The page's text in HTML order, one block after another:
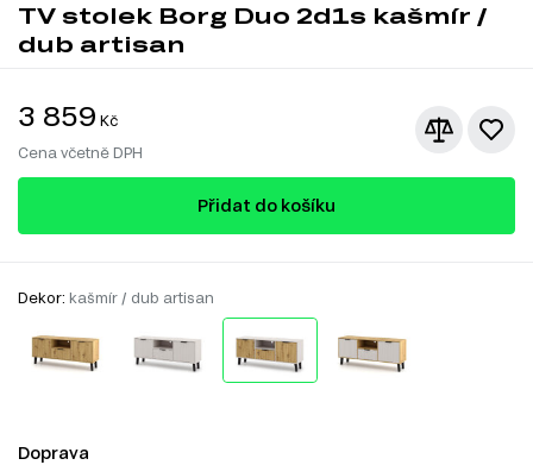
TV stolek Borg Duo 2d1s kašmír /
dub artisan
3 859 Kč
Cena včetně DPH
Přidat do košíku
Dekor: kašmír / dub artisan
Doprava